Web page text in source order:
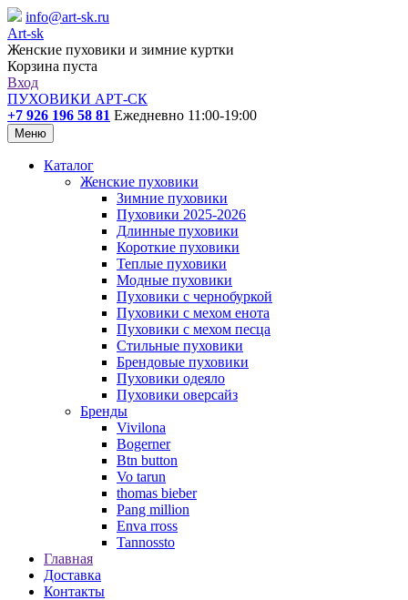
info@art-sk.ru
Art-sk
Женские пуховики и зимние куртки
Корзина пуста
Вход
ПУХОВИКИ АРТ-СК
+7 926 196 58 81 Ежедневно 11:00-19:00
Меню
Каталог
Женские пуховики
Зимние пуховики
Пуховики 2025-2026
Длинные пуховики
Короткие пуховики
Теплые пуховики
Модные пуховики
Пуховики с чернобуркой
Пуховики с мехом енота
Пуховики с мехом песца
Стильные пуховики
Брендовые пуховики
Пуховики одеяло
Пуховики оверсайз
Бренды
Vivilona
Bogerner
Btn button
Vo tarun
thomas bieber
Pang million
Enva rross
Tannossto
Главная
Доставка
Контакты